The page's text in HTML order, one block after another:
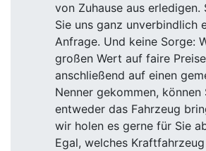
von Zuhause aus erledigen.
Sie uns ganz unverbindlich
Anfrage. Und keine Sorge:
großen Wert auf faire
anschließend auf einen
Nenner gekommen, können
entweder das Fahrzeug
wir holen es gerne für Sie
Egal, welches